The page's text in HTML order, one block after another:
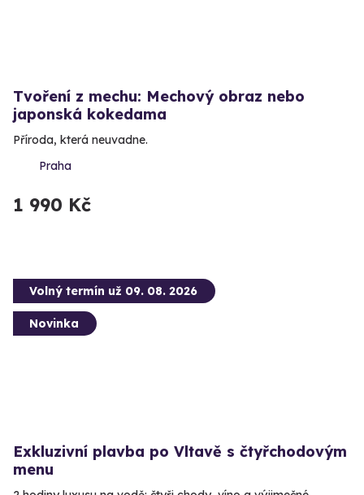
Tvoření z mechu: Mechový obraz nebo
japonská kokedama
Příroda, která neuvadne.
Praha
1 990 Kč
Volný termín už 09. 08. 2026
Novinka
Exkluzivní plavba po Vltavě s čtyřchodovým
menu